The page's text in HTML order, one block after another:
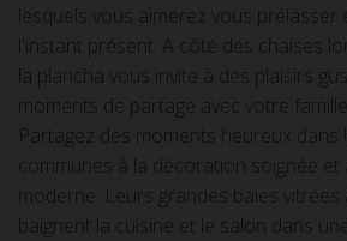
lesquels vous aimerez vous prélasser
l'instant présent. A côté des chaises
la plancha vous invite à des plaisirs
moments de partage avec votre famille
Partagez des moments heureux dans
communes à la décoration soignée et
moderne. Leurs grandes baies vitrées
baignent la cuisine et le salon dans